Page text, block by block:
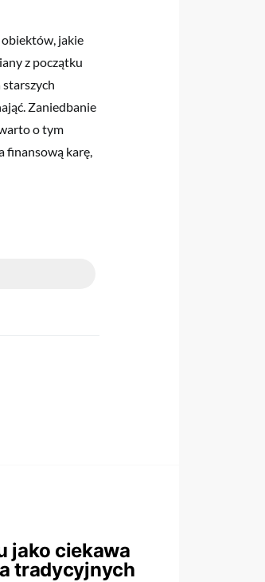
jakie
z początku
starszych
Zaniedbanie
o tym
finansową karę,
jako ciekawa
tradycyjnych